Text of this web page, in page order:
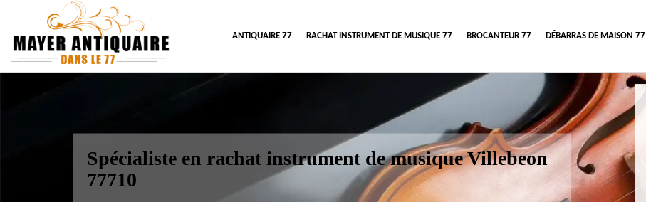
ANTIQUAIRE 77 RACHAT INSTRUMENT DE MUSIQUE 77 BROCANTEUR 77 DÉBARRAS DE MAISON 77
Spécialiste en rachat instrument de musique Villebeon
77710